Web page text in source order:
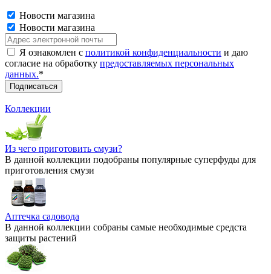
Новости магазина
Новости магазина
Я ознакомлен с политикой конфиденциальности и даю
согласие на обработку предоставляемых персональных
данных.*
Коллекции
Из чего приготовить смузи?
В данной коллекции подобраны популярные суперфуды для
приготовления смузи
Аптечка садовода
В данной коллекции собраны самые необходимые средста
защиты растений